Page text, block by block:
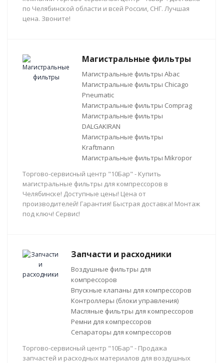
по Челябинской области и всей России, СНГ. Лучшая
цена. Звоните!
Магистральные фильтры
Магистральные фильтры Abac
Магистральные фильтры Chicago
Pneumatic
Магистральные фильтры Comprag
Магистральные фильтры
DALGAKIRAN
Магистральные фильтры
Kraftmann
Магистральные фильтры Mikropor
Торгово-сервисный центр "10Бар" - Купить
магистральные фильтры для компрессоров в
Челябинске! Доступные цены! Цена от
производителей! Гарантия! Быстрая доставка! Монтаж
под ключ! Сервис!
Запчасти и расходники
Воздушные фильтры для
компрессоров
Впускные клапаны для компрессоров
Контроллеры (блоки управления)
Масляные фильтры для компрессоров
Ремни для компрессоров
Сепараторы для компрессоров
Торгово-сервисный центр "10Бар" - Продажа
запчастей и расходных материалов для воздушных